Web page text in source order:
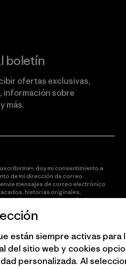
boletín
ofertas exclusivas,
información sobre
más.
doy mi consentimiento a
de mi dirección de correo
mensajes de correo electrónico
historias originales,
noticias de eventos y más de
están siempre activas para
del sitio web y cookies
personalizada. Al